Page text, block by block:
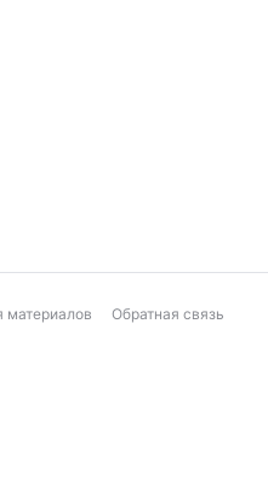
материалов Обратная связь